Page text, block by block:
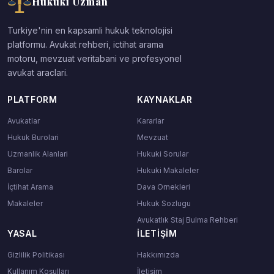
Turkiye'nin en kapsamli hukuk teknolojisi
platformu. Avukat rehberi, ictihat arama
motoru, mevzuat veritabani ve profesyonel
avukat araclari.
PLATFORM
Avukatlar
Hukuk Burolari
Uzmanlik Alanlari
Barolar
İçtihat Arama
Makaleler
KAYNAKLAR
Kararlar
Mevzuat
Hukuki Sorular
Hukuki Makaleler
Dava Ornekleri
Hukuk Sozlugu
Avukatlık Staj Bulma Rehberi
YASAL
Gizlilik Politikası
Kullanım Koşulları
İLETIŞIM
Hakkımızda
İletişim